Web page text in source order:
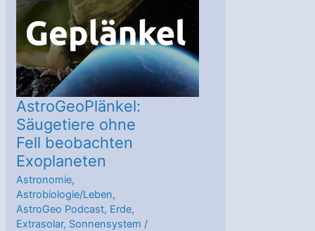
gravierende
Auswirkungen
AstroGeoPlänkel:
Säugetiere ohne
Fell beobachten
Exoplaneten
Astronomie,
Astrobiologie/Leben,
AstroGeo Podcast, Erde,
Extrasolar, Sonnensystem /